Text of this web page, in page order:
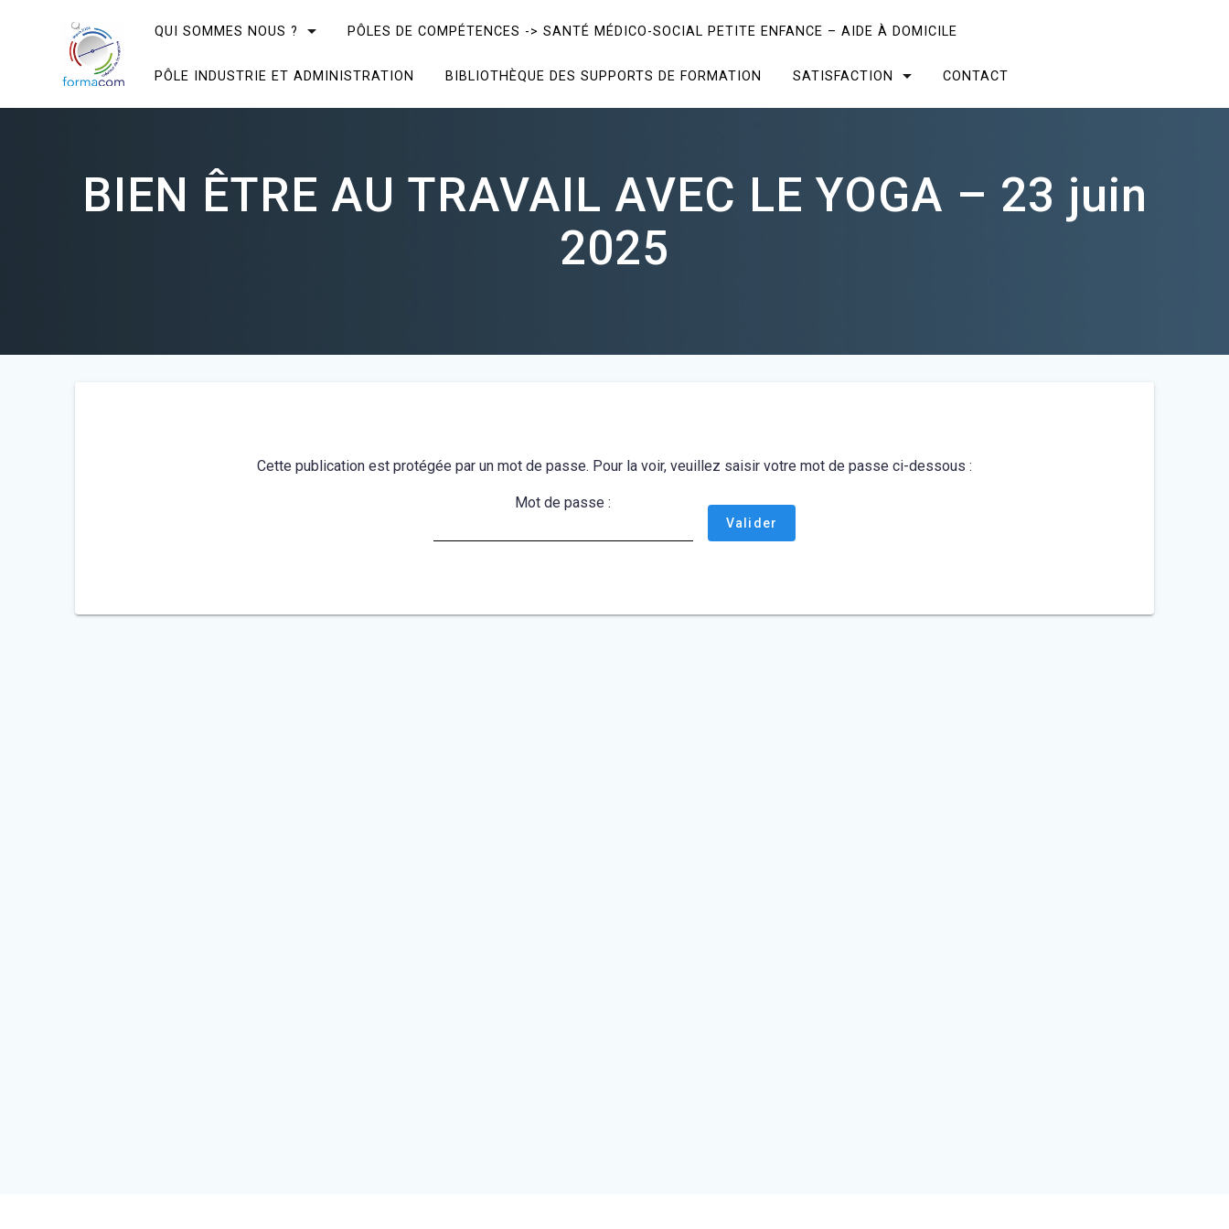
QUI SOMMES NOUS ? PÔLES DE COMPÉTENCES -> SANTÉ MÉDICO-SOCIAL PETITE ENFANCE – AIDE À DOMICILE
PÔLE INDUSTRIE ET ADMINISTRATION BIBLIOTHÈQUE DES SUPPORTS DE FORMATION SATISFACTION CONTACT
BIEN ÊTRE AU TRAVAIL AVEC LE YOGA – 23 juin
2025
Cette publication est protégée par un mot de passe. Pour la voir, veuillez saisir votre mot de passe ci-dessous :
Mot de passe :